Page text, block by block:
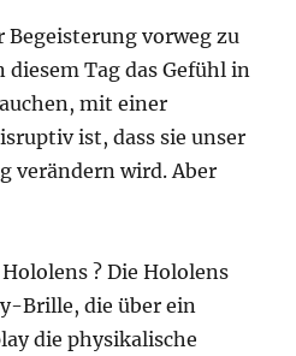
vorweg zu
Tag das Gefühl in
mit einer
ist, dass sie unser
verändern wird. Aber
? Die Hololens
Brille, die über ein
die physikalische